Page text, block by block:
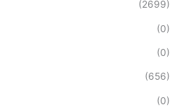
(2699)
(0)
(0)
(656)
(0)